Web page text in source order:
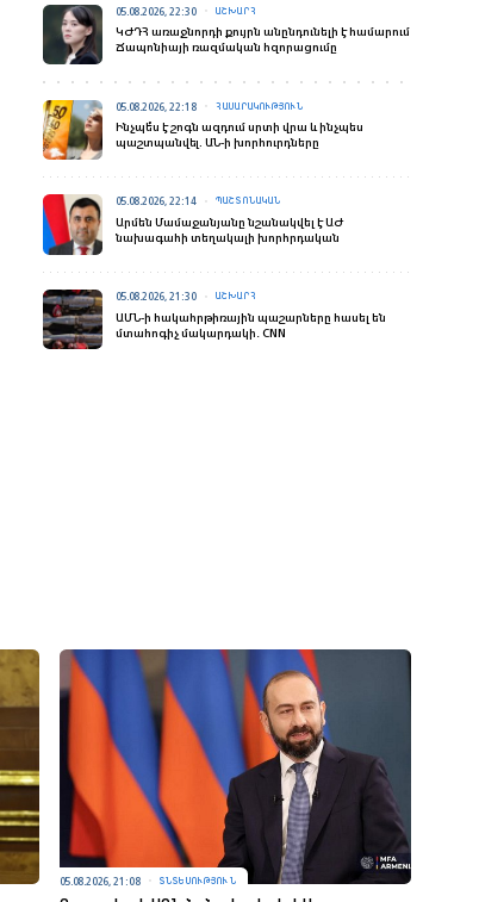
05.08.2026, 22:30 ԱՇԽԱՐՀ
ԿԺԴՀ առաջնորդի քույրն անընդունելի է համարում
Ճապոնիայի ռազմական հզորացումը
05.08.2026, 22:18 ՀԱՍԱՐԱԿՈՒԹՅՈՒՆ
Ինչպե՞ս է շոգն ազդում սրտի վրա և ինչպես
պաշտպանվել. ԱՆ-ի խորհուրդները
05.08.2026, 22:14 ՊԱՇՏՈՆԱԿԱՆ
Արմեն Մամաջանյանը նշանակվել է ԱԺ
նախագահի տեղակալի խորհրդական
05.08.2026, 21:30 ԱՇԽԱՐՀ
ԱՄՆ-ի հակահրթիռային պաշարները հասել են
մտահոգիչ մակարդակի․ CNN
05.08.2026, 21:08 ՏՆՏԵՍՈՒԹՅՈՒՆ